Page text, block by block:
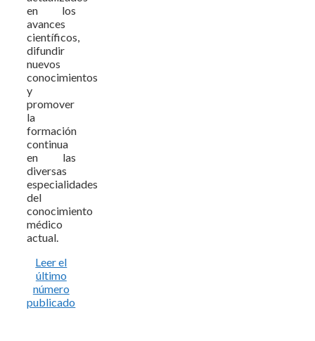
en los
avances
científicos,
difundir
nuevos
conocimientos
y
promover
la
formación
continua
en las
diversas
especialidades
del
conocimiento
médico
actual.
Leer el
último
número
publicado